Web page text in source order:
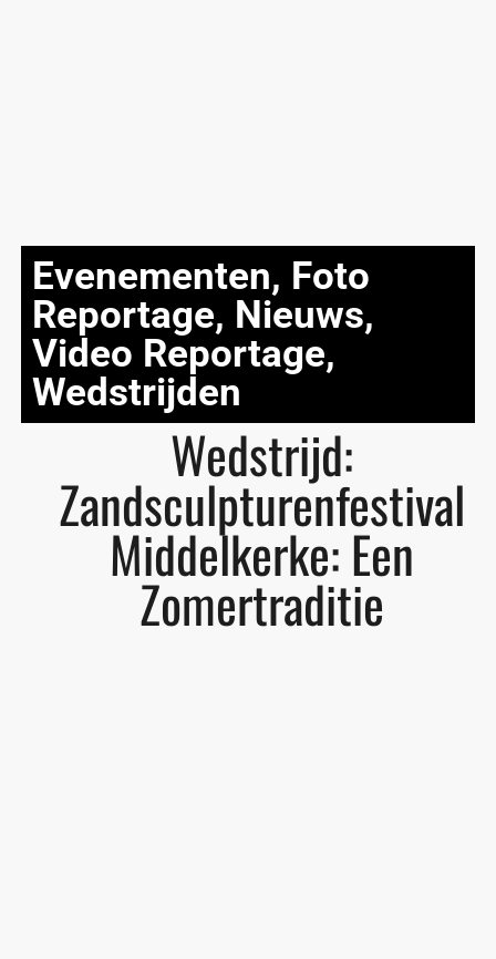
Evenementen, Foto
Reportage, Nieuws,
Video Reportage,
Wedstrijden
Wedstrijd:
Zandsculpturenfestival
Middelkerke: Een
Zomertraditie